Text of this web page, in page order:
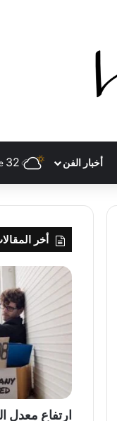
أخبار الفن 32
أخر
ارتفاع معدل